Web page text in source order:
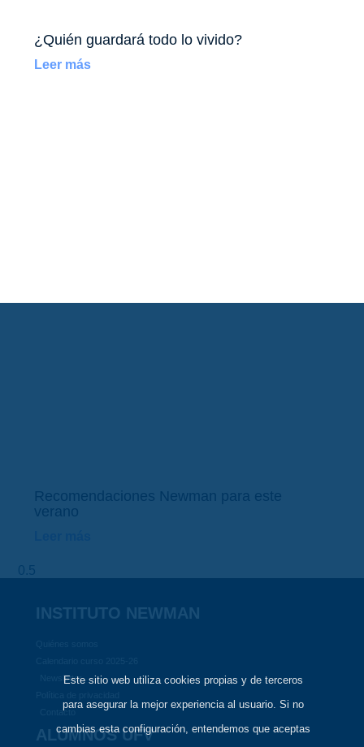
¿Quién guardará todo lo vivido?
Leer más
Recomendaciones Newman para este
verano
INSTITUTO NEWMAN
Newsletter
Contacto
ALUMNOS UFV
Este sitio web utiliza cookies propias y de terceros
para asegurar la mejor experiencia al usuario. Si no
cambias esta configuración, entendemos que aceptas